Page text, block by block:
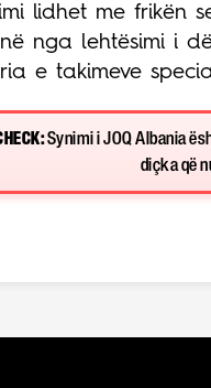
lidhet me frikën
nga lehtësimi i
e takimeve
Synimi i JOQ Albania
diçka që